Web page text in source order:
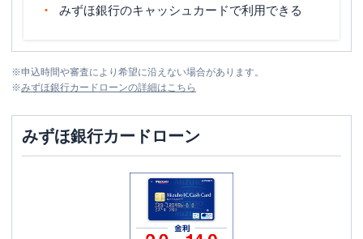
みずほ銀行のキャッシュカードで利用できる
※申込時間や審査により希望に沿えない場合があります。
※みずほ銀行カードローンの詳細はこちら
みずほ銀行カードローン